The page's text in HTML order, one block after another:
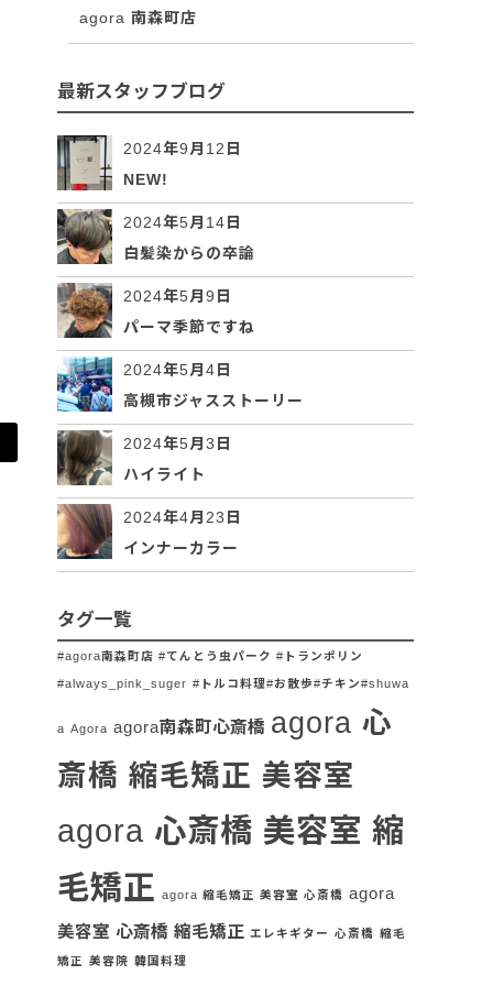
agora 南森町店
最新スタッフブログ
2024年9月12日
NEW!
2024年5月14日
白髪染からの卒論
2024年5月9日
パーマ季節ですね
2024年5月4日
高槻市ジャスストーリー
2024年5月3日
ハイライト
2024年4月23日
インナーカラー
タグ一覧
#agora南森町店 #てんとう虫パーク #トランポリン
#always_pink_suger #トルコ料理#お散歩#チキン#shuwa
a Agora agora南森町心斎橋 agora 心
斎橋 縮毛矯正 美容室
agora 心斎橋 美容室 縮
毛矯正 agora 縮毛矯正 美容室 心斎橋 agora
美容室 心斎橋 縮毛矯正 エレキギター 心斎橋 縮毛
矯正 美容院 韓国料理